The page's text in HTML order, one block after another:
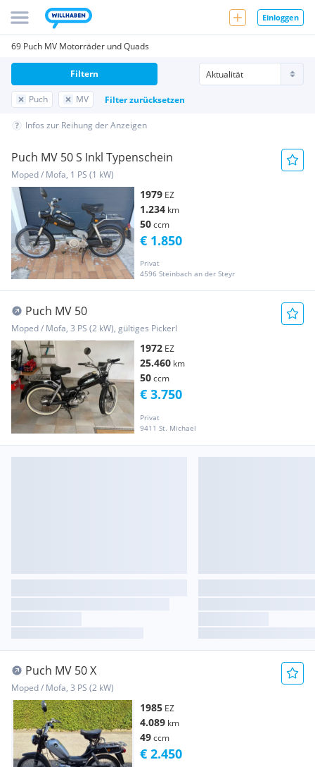
Einloggen
69 Puch MV Motorräder und Quads
Puch MV Filter zurücksetzen
Filtern
Infos zur Reihung der Anzeigen
Puch MV 50 S Inkl Typenschein
Moped / Mofa, 1 PS (1 kW)
1979 EZ
1.234 km
50ccm
Privat
4596 Steinbach an der Steyr
€ 1.850
Puch MV 50
Moped / Mofa, 3 PS (2 kW), gültiges Pickerl
1972 EZ
25.460 km
50ccm
Privat
9411 St. Michael
€ 3.750
Puch MV 50 X
Moped / Mofa, 3 PS (2 kW)
1985 EZ
4.089 km
49ccm
€ 2.450